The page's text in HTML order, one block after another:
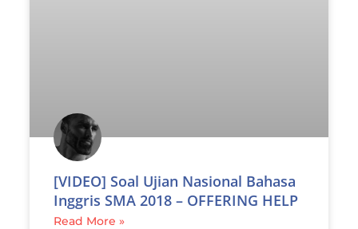
[VIDEO] Soal Ujian Nasional Bahasa
Inggris SMA 2018 – OFFERING HELP
Read More »